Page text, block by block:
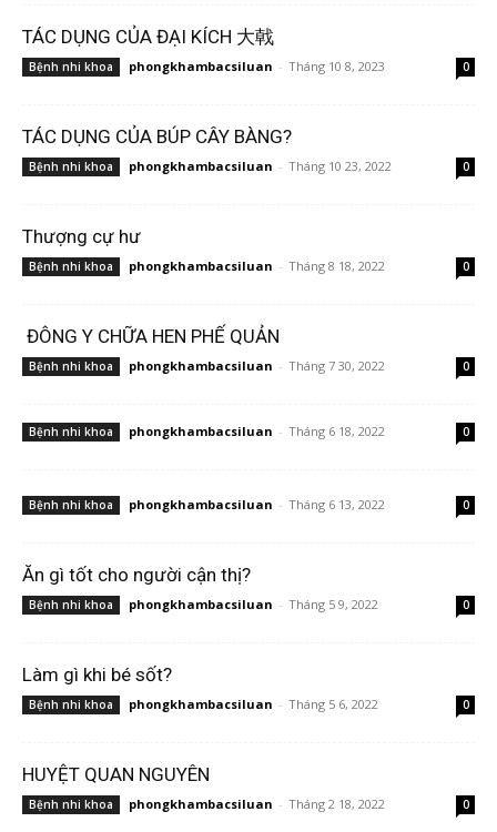
TÁC DỤNG CỦA ĐẠI KÍCH 大戟
Bệnh nhi khoa phongkhambacsiluan - Tháng 10 8, 2023 0
TÁC DỤNG CỦA BÚP CÂY BÀNG?
Bệnh nhi khoa phongkhambacsiluan - Tháng 10 23, 2022 0
Thượng cự hư
Bệnh nhi khoa phongkhambacsiluan - Tháng 8 18, 2022 0
ĐÔNG Y CHỮA HEN PHẾ QUẢN
Bệnh nhi khoa phongkhambacsiluan - Tháng 7 30, 2022 0
Bệnh nhi khoa phongkhambacsiluan - Tháng 6 18, 2022 0
Bệnh nhi khoa phongkhambacsiluan - Tháng 6 13, 2022 0
Ăn gì tốt cho người cận thị?
Bệnh nhi khoa phongkhambacsiluan - Tháng 5 9, 2022 0
Làm gì khi bé sốt?
Bệnh nhi khoa phongkhambacsiluan - Tháng 5 6, 2022 0
HUYỆT QUAN NGUYÊN
Bệnh nhi khoa phongkhambacsiluan - Tháng 2 18, 2022 0